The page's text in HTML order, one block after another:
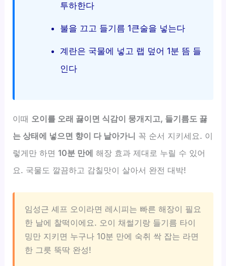
투하한다
불을 끄고 들기름 1큰술을 넣는다
계란은 국물에 넣고 랩 덮어 1분 뜸 들
인다
이때 오이를 오래 끓이면 식감이 뭉개지고, 들기름도 끓
는 상태에 넣으면 향이 다 날아가니 꼭 순서 지키세요. 이
렇게만 하면10분 만에 해장 효과 제대로 누릴 수 있어
요. 국물도 깔끔하고 감칠맛이 살아서 완전 대박!
임성근 셰프 오이라면 레시피는 빠른 해장이 필요
한 날에 찰떡이에요. 오이 채썰기랑 들기름 타이
밍만 지키면 누구나 10분 만에 숙취 싹 잡는 라면
한 그릇 뚝딱 완성!